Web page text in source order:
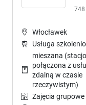
748
Włocławek
Usługa
mieszana
połączona z
zdalną w czasie
rzeczywistym)
Zajęcia grupowe